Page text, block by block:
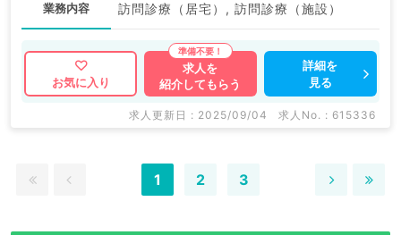
業務内容 訪問診療（居宅）, 訪問診療（施設）
お気に入り
求人を
紹介してもらう
詳細を
見る
求人更新日 : 2025/09/04 求人No. : 615336
1 2 3